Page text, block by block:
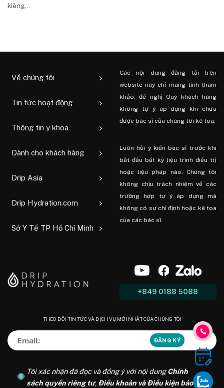
kiêng...
Về chúng tôi
Tin tức hoạt động
Thông tin y khoa
Dành cho khách hàng
Drip Asia
Drip Hydration.com
Sở Y Tế TP Hồ Chí Minh
Các nội dung đăng tải trên
website này chỉ mang tính tham
khảo, đề nghị Quý khách hàng
không tự ý áp dụng khi chưa
được bác sĩ của chúng tôi kê toa.
Luôn hỏi ý kiến ​​bác sĩ trước khi
bắt đầu bất kỳ liệu trình điều trị
hoặc liệu pháp nào. Chúng tôi
không chịu trách nhiệm về các
trường hợp tự ý áp dụng mà
không có sự chỉ định hoặc kê toa
của các bác sĩ.
+849 0188 5088
THEO DÕI TIN TỨC VÀ DỊCH VỤ MỚI NHẤT CỦA CHÚNG TÔI
Tôi xác nhận đã đọc và đồng ý với nội dungChính
sách quyền riêng tư, Điều khoản và Điều kiện bảo